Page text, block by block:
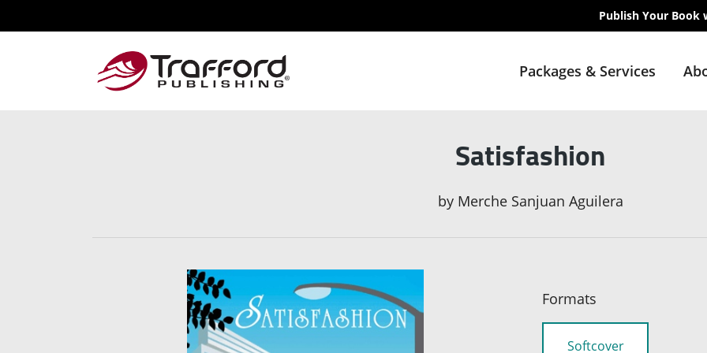
Publish Your Book
Packages & Services
Satisfashion
by Merche Sanjuan Aguilera
Formats
Softcover